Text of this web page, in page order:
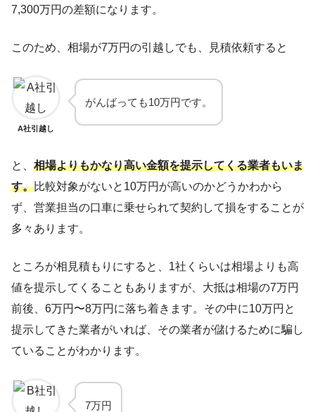
7,300万円の差額になります。
このため、相場が7万円の引越しでも、見積依頼すると
A社引越し
がんばっても10万円です。
と、 相場よりもかなり高い金額を提示してくる業者もいま
す。比較対象がないと10万円が高いのかどうかわから
ず、営業担当の口車に乗せられて契約して損をすることが
多々あります。
ところが相見積もりにすると、1社くらいは相場よりも高
値を提示してくることもありますが、大抵は相場の7万円
前後、6万円〜8万円に落ち着きます。その中に10万円と
提示してきた業者がいれば、その業者が儲けるために騙し
ていることがわかります。
7万円